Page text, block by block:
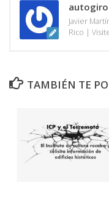
autogiro
Javier
Rico |
TAMBIÉN TE